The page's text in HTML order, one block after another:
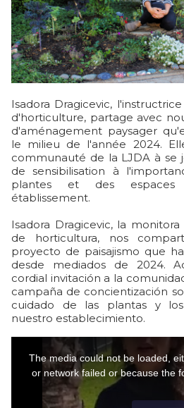
Isadora Dragicevic, l'instructrice en charge de l'atelier
d'horticulture, partage avec
d'aménagement paysager
le milieu de l'année 2024.
communauté de la LJDA à se
de sensibilisation à
plantes et des
établissement.
Isadora Dragicevic, la
de horticultura, nos
proyecto de paisajismo que
desde mediados de 2024.
cordial invitación a la
campaña de concientización
cuidado de las plantas y
nuestro establecimiento.